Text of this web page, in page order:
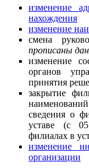
изменение
нахождения
изменение
смена
прописаны
изменение
органов
принятия
закрытие
сведения о
уставе (с
филиалах в
изменение
организации